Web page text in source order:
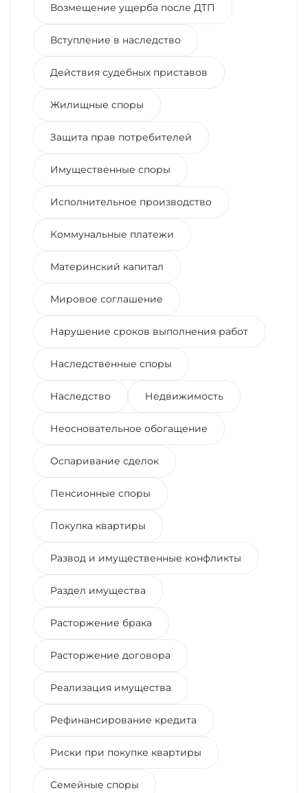
Возмещение ущерба после ДТП
Вступление в наследство
Действия судебных приставов
Жилищные споры
Защита прав потребителей
Имущественные споры
Исполнительное производство
Коммунальные платежи
Материнский капитал
Мировое соглашение
Нарушение сроков выполнения работ
Наследственные споры
Наследство Недвижимость
Неосновательное обогащение
Оспаривание сделок
Пенсионные споры
Покупка квартиры
Развод и имущественные конфликты
Раздел имущества
Расторжение брака
Расторжение договора
Реализация имущества
Рефинансирование кредита
Риски при покупке квартиры
Семейные споры